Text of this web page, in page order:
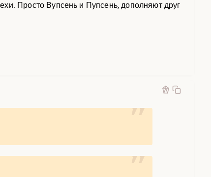
Просто Вупсень и Пупсень, дополняют друг